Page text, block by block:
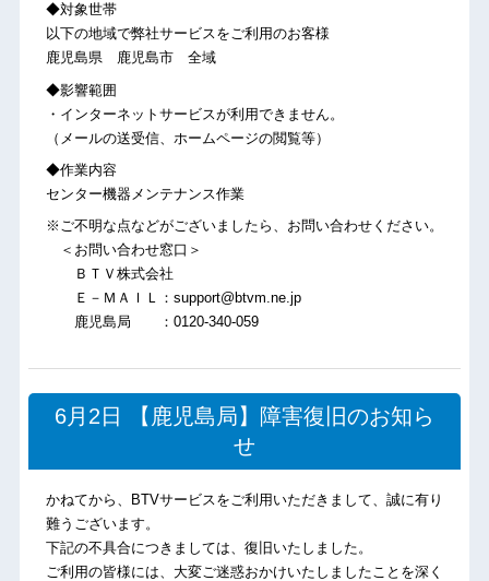
◆対象世帯
以下の地域で弊社サービスをご利用のお客様
鹿児島県 鹿児島市 全域
◆影響範囲
・インターネットサービスが利用できません。
（メールの送受信、ホームページの閲覧等）
◆作業内容
センター機器メンテナンス作業
※ご不明な点などがございましたら、お問い合わせください。
＜お問い合わせ窓口＞
ＢＴＶ株式会社
Ｅ－ＭＡＩＬ：support@btvm.ne.jp
鹿児島局 ：0120-340-059
6月2日 【鹿児島局】障害復旧のお知ら
せ
かねてから、BTVサービスをご利用いただきまして、誠に有り
難うございます。
下記の不具合につきましては、復旧いたしました。
ご利用の皆様には、大変ご迷惑おかけいたしましたことを深く